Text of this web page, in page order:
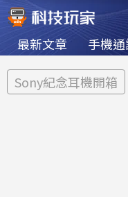
最新文章 手機
Sony紀念耳機開箱